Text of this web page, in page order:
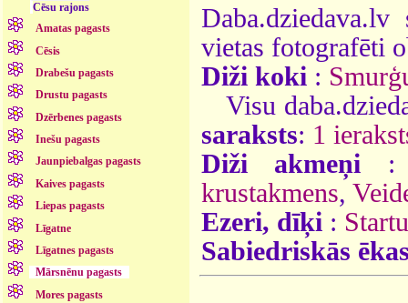
Cēsu rajons
Amatas pagasts
Cēsis
Drabešu pagasts
Drustu pagasts
Dzērbenes pagasts
Inešu pagasts
Jaunpiebalgas pagasts
Kaives pagasts
Liepas pagasts
Līgatne
Līgatnes pagasts
Mārsnēnu pagasts
Mores pagasts
vietas fotografēti
Diži koki :
Visu
saraksts: 1
Diži akmeņi
krustakmens,
Ezeri, dīķi :
Sabiedriskās